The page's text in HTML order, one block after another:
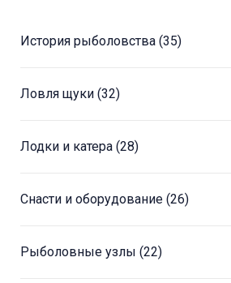
История рыболовства (35)
Ловля щуки (32)
Лодки и катера (28)
Снасти и оборудование (26)
Рыболовные узлы (22)